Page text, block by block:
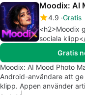
Moodix: AI
4.9 Gratis
<h2>Moodix
sociala
Gratis
Moodix: AI Mood Photo
Android-användare att
klipp. Appen använder